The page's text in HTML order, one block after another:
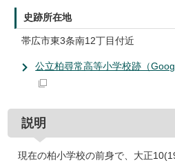
史跡所在地
帯広市東3条南12丁目付近
公立柏尋常高等小学校跡（
説明
現在の柏小学校の前身で、大正